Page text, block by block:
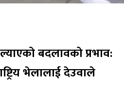
बदलावको प्रभाव:
भेलालाई देउवाले